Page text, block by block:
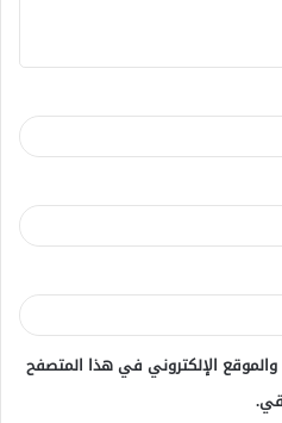
الإلكتروني في هذا المتصفح